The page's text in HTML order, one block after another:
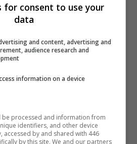
Vice City, que inclui o
Stanier (1955) em dois
Court na famosa Ocean
e estilos de cabelo
e Lucia, e uma padronagem
aos excessos do
City inclui:
for consent to use your
data
and content, advertising and
audience research and
information on a device
be processed and information from
identifiers, and other device
accessed by and shared with 446
by this site. We and our partners